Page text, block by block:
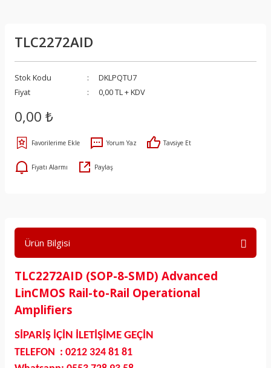
TLC2272AID
Stok Kodu
DKLPQTU7
Fiyat
0,00 TL + KDV
0,00 ₺
Yorum Yaz Tavsiye Et
Fiyatı Alarmı Paylaş
Ürün Bilgisi
TLC2272AID (SOP-8-SMD) Advanced
LinCMOS Rail-to-Rail Operational
Amplifiers
SİPARİŞ İÇİN İLETİŞİME GEÇİN
TELEFON : 0212 324 81 81